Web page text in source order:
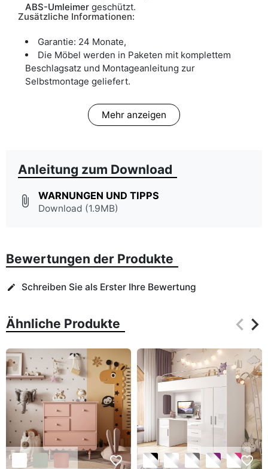
ABS-Umleimer geschützt.
Zusätzliche Informationen:
Garantie: 24 Monate,
Die Möbel werden in Paketen mit komplettem
Beschlagsatz und Montageanleitung zur
Selbstmontage geliefert.
Mehr anzeigen
Anleitung zum Download
attach_file WARNUNGEN UND TIPPS
Download (1.9MB)
Bewertungen der Produkte
edit Schreiben Sie als Erster Ihre Bewertung
Ähnliche Produkte keyboard_arrow_left
keyboard_arrow_right
favorite_border favorite_border